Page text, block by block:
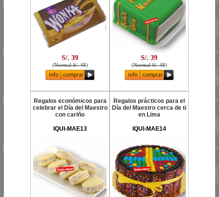
S/. 39
(Normal S/. 48)
S/. 39
(Normal S/. 48)
Regalos económicos para
celebrar el Día del Maestro
con cariño
IQUI-MAE13
Regalos prácticos para el
Día del Maestro cerca de ti
en Lima
IQUI-MAE14